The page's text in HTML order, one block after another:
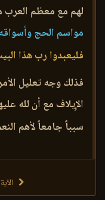
لهم مع معظم العرب
مواسم الحج
فليعبدوا رب هذا
فذلك وجه تعليل
الإِيلاف مع أن لله
سبباً جامعاً لأهم